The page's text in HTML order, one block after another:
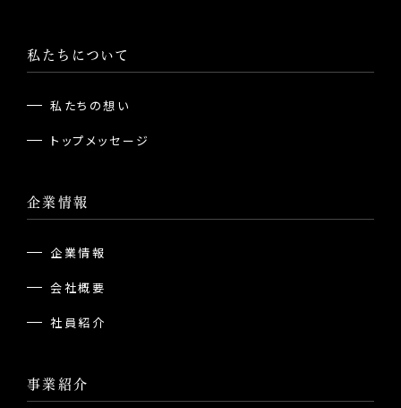
私たちについて
私たちの想い
トップメッセージ
企業情報
企業情報
会社概要
社員紹介
事業紹介